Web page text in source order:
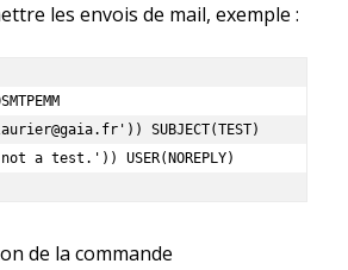
les envois de mail, exemple :
SUBJECT(TEST)
a test.')) USER(NOREPLY)
de la commande